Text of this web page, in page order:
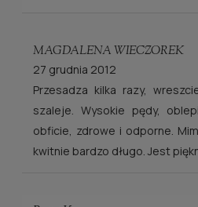
MAGDALENA WIECZOREK
27 grudnia 2012
Przesadza kilka razy,
szaleje. Wysokie pędy,
obficie, zdrowe i odporne.
kwitnie bardzo długo. Jest